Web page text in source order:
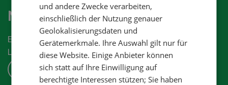
Newsletter abonnieren
Erhalten Sie die aktuellen News aus der
Landwirtschaftsbranche.
ABONNIEREN
und andere Zwecke verarbeiten,
einschließlich der Nutzung genauer
Geolokalisierungsdaten und
Gerätemerkmale. Ihre Auswahl gilt nur für
diese Website. Einige Anbieter können
sich statt auf Ihre Einwilligung auf
berechtigte Interessen stützen; Sie haben